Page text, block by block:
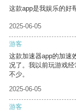
这款app是我娱乐的好
2025-06-05
游客
这款加速器app的加速
况了。我以前玩游戏
不少。
2025-06-05
游客